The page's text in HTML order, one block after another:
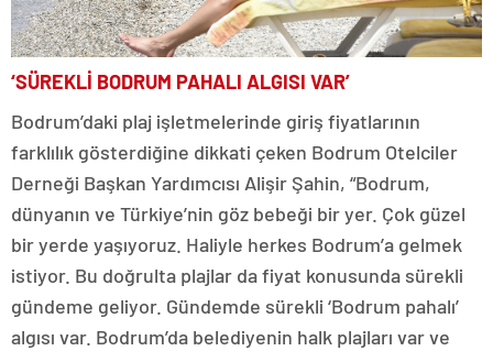
‘SÜREKLİ BODRUM PAHALI ALGISI VAR’
Bodrum’daki plaj işletmelerinde giriş fiyatlarının
farklılık gösterdiğine dikkati çeken Bodrum Otelciler
Derneği Başkan Yardımcısı Alişir Şahin, “Bodrum,
dünyanın ve Türkiye’nin göz bebeği bir yer. Çok güzel
bir yerde yaşıyoruz. Haliyle herkes Bodrum’a gelmek
istiyor. Bu doğrulta plajlar da fiyat konusunda sürekli
gündeme geliyor. Gündemde sürekli ‘Bodrum pahalı’
algısı var. Bodrum’da belediyenin halk plajları var ve